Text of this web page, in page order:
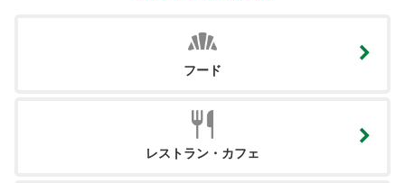
フード
レストラン・カフェ